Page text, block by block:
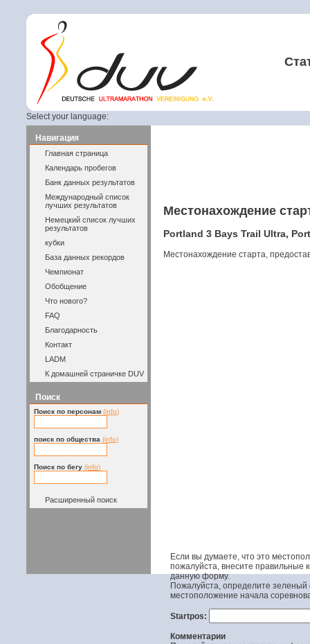
Select your language:
Навигация
Главная страница
Календарь пробегов
Банк данных результатов
Международный список
лучших результатов
Немецкий список лучших
результатов
кубки
База данных рекордов
Чемпионат
Обобщение
Что нового?
FAQ
Благодарность
Контакт
LADM
К домашней страничке DUV
Поиск
Поиск по персонам (info)
поиск по общества (info)
Поиск по бегу (info)
Расширенный поиск
Местонахождение
Portland 3 Bays Trail Ultra,
Местонахождение старта,
Если вы думаете, что это
пожалуйста, внесите правильные
данную форму.
Пожалуйста, определите зеленый
местоположение начала
Startpos:
Комментарии